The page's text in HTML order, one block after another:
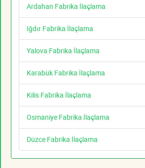
Ardahan Fabrika İlaçlama
Iğdır Fabrika İlaçlama
Yalova Fabrika İlaçlama
Karabük Fabrika İlaçlama
Kilis Fabrika İlaçlama
Osmaniye Fabrika İlaçlama
Düzce Fabrika İlaçlama